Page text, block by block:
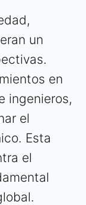
un
en
ingenieros,
el
Esta
el